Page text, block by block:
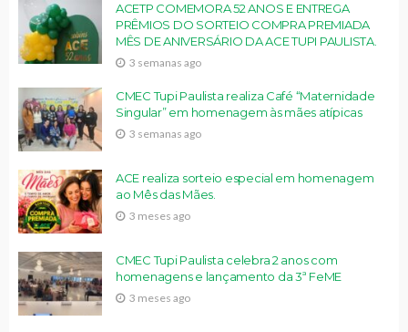
ACETP COMEMORA 52 ANOS E ENTREGA
PRÊMIOS DO SORTEIO COMPRA PREMIADA
MÊS DE ANIVERSÁRIO DA ACE TUPI PAULISTA.
3 semanas ago
CMEC Tupi Paulista realiza Café “Maternidade
Singular” em homenagem às mães atípicas
3 semanas ago
ACE realiza sorteio especial em homenagem
ao Mês das Mães.
3 meses ago
CMEC Tupi Paulista celebra 2 anos com
homenagens e lançamento da 3ª FeME
3 meses ago